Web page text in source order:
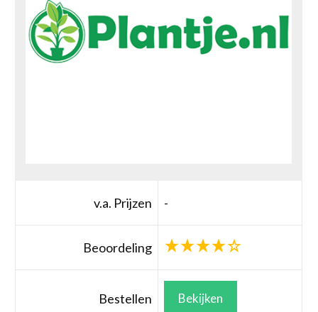
v.a. Prijzen -
Beoordeling
Bestellen Bekijken